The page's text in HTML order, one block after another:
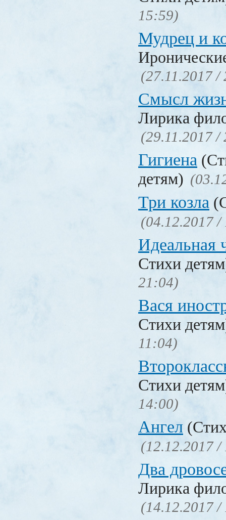
15:59)
Мудрец и
(27.11.2017 /
Смысл
Лирика
(29.11.2017 /
Гигиена
детям)
Три козла
(04.12.2017 /
Идеальная
Стихи
21:04)
Вася
Стихи
11:04)
Стихи
14:00)
Ангел
(12.12.2017 /
Два
Лирика
(14.12.2017 /